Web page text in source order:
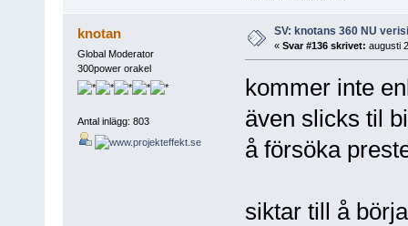
knotan
Global Moderator
300power orakel
Antal inlägg: 803
SV: knotans 360 NU
« Svar #136 skrivet: augusti
kommer inte
även slicks til
å försöka
siktar till å